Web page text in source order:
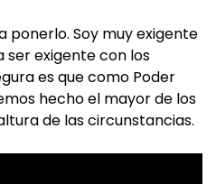
ponerlo. Soy muy exigente
ser exigente con los
es que como Poder
hecho el mayor de los
de las circunstancias.